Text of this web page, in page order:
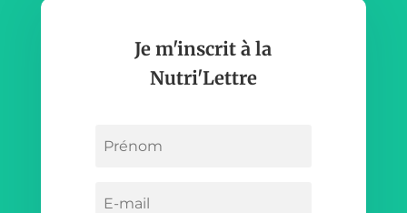
Je m'inscrit à la
Nutri'Lettre